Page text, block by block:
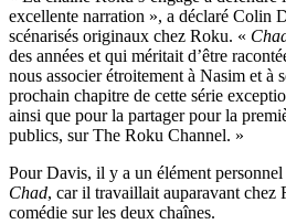
excellente narration », a déclaré Colin
scénarisés originaux chez Roku. «
des années et qui méritait d’être
nous associer étroitement à Nasim et à
prochain chapitre de cette série
ainsi que pour la partager pour la
publics, sur The Roku Channel. »
Pour Davis, il y a un élément
Chad, car il travaillait auparavant chez
comédie sur les deux chaînes.